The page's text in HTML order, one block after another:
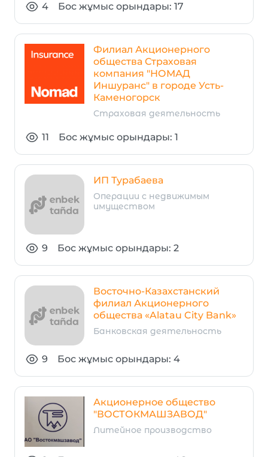
4 Бос жұмыс орындары: 17
Филиал Акционерного
общества Страховая
компания "НОМАД
Иншуранс" в городе Усть-
Каменогорск
Страховая деятельность
11 Бос жұмыс орындары: 1
ИП Турабаева
Операции с недвижимым
имуществом
9 Бос жұмыс орындары: 2
Восточно-Казахстанский
филиал Акционерного
общества «Alatau City Bank»
Банковская деятельность
9 Бос жұмыс орындары: 4
Акционерное общество
"ВОСТОКМАШЗАВОД"
Литейное производство